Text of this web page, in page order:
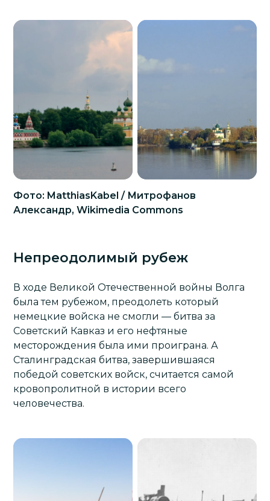
Фото: MatthiasKabel / Митрофанов
Александр, Wikimedia Commons
Непреодолимый рубеж
В ходе Великой Отечественной войны Волга
была тем рубежом, преодолеть который
немецкие войска не смогли — битва за
Советский Кавказ и его нефтяные
месторождения была ими проиграна. А
Сталинградская битва, завершившаяся
победой советских войск, считается самой
кровопролитной в истории всего
человечества.